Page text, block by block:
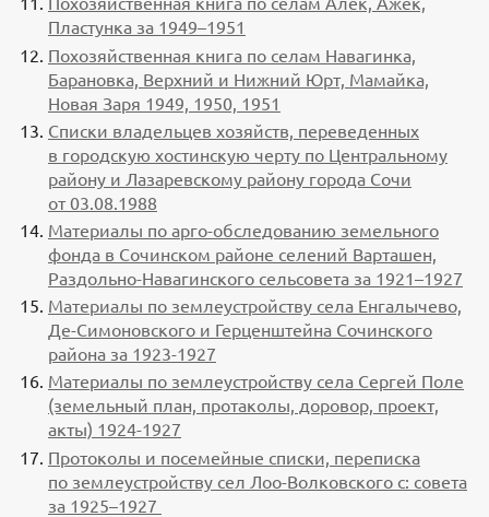
Пластунка за 1949–1951
Похозяйственная книга по селам Навагинка,
Барановка, Верхний и Нижний Юрт, Мамайка,
Новая Заря 1949, 1950, 1951
Списки владельцев хозяйств, переведенных
в городскую хостинскую черту по Центральному
району и Лазаревскому району города Сочи
от 03.08.1988
Материалы по арго-обследованию земельного
фонда в Сочинском районе селений Варташен,
Раздольно-Навагинского сельсовета за 1921–1927
Материалы по землеустройству села Енгалычево,
Де-Симоновского и Герценштейна Сочинского
района за 1923-1927
Материалы по землеустройству села Сергей Поле
(земельный план, протаколы, доровор, проект,
акты) 1924-1927
Протоколы и посемейные списки, переписка
по землеустройству сел Лоо-Волковского с: совета
за 1925–1927